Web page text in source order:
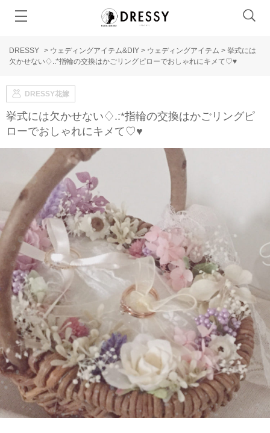
DRESSY > ウェディングアイテム&DIY > ウェディングアイテム > 挙式には
欠かせない♢.:*指輪の交換はかごリングピローでおしゃれにキメて♡♥
DRESSY花嫁
挙式には欠かせない♢.:*指輪の交換はかごリングピ
ローでおしゃれにキメて♡♥